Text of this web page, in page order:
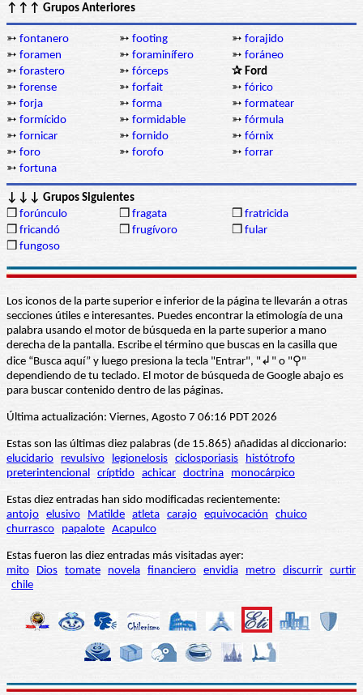
↑↑↑ Grupos Anteriores
➳ fontanero ➳ footing ➳ forajido
➳ foramen ➳ foraminífero ➳ foráneo
➳ forastero ➳ fórceps
✰ Ford
➳ forense ➳ forfait ➳ fórico
➳ forja ➳ forma ➳ formatear
➳ formícido ➳ formidable ➳ fórmula
➳ fornicar ➳ fornido ➳ fórnix
➳ foro ➳ forofo ➳ forrar
➳ fortuna
↓↓↓ Grupos Siguientes
❒ forúnculo ❒ fragata ❒ fratricida
❒ fricandó ❒ frugívoro ❒ fular
❒ fungoso
Los iconos de la parte superior e inferior de la página te llevarán a otras
secciones útiles e interesantes. Puedes encontrar la etimología de una
palabra usando el motor de búsqueda en la parte superior a mano
derecha de la pantalla. Escribe el término que buscas en la casilla que
dice “Busca aquí” y luego presiona la tecla "Entrar", "↲" o "⚲"
dependiendo de tu teclado. El motor de búsqueda de Google abajo es
para buscar contenido dentro de las páginas.
Última actualización: Viernes, Agosto 7 06:16 PDT 2026
Estas son las últimas diez palabras (de 15.865) añadidas al diccionario:
elucidario
revulsivo legionelosis ciclosporiasis
histótrofo
preterintencional críptido achicar doctrina monocárpico
Estas diez entradas han sido modificadas recientemente:
antojo elusivo Matilde atleta carajo equivocación
chuico
churrasco
papalote Acapulco
Estas fueron las diez entradas más visitadas ayer:
mito
Dios tomate novela financiero envidia metro discurrir curtir
chile